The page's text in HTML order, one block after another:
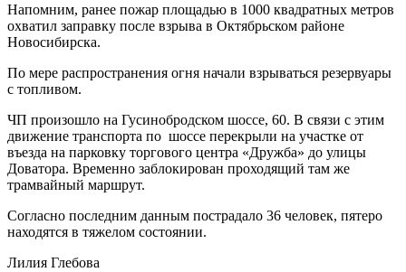
Напомним, ранее пожар площадью в 1000 квадратных метров
охватил заправку после взрыва в Октябрьском районе
Новосибирска.
По мере распространения огня начали взрываться резервуары
с топливом.
ЧП произошло на Гусинобродском шоссе, 60. В связи с этим
движение транспорта по шоссе перекрыли на участке от
въезда на парковку торгового центра «Дружба» до улицы
Доватора. Временно заблокирован проходящий там же
трамвайный маршрут.
Согласно последним данным пострадало 36 человек, пятеро
находятся в тяжелом состоянии.
Лилия Глебова